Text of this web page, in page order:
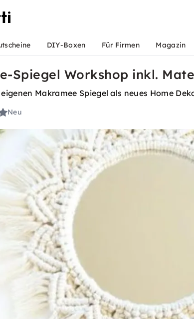
DIY-Boxen Für Firmen Magazin
Spiegel Workshop inkl.
Makramee Spiegel als neues Home
Neu